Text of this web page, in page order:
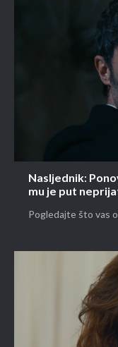
Nasljednik:
mu je put
Pogledajte što vas